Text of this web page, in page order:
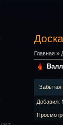
Главная »
Забытая
Добавил: